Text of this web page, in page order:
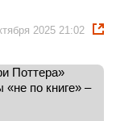
2025 21:02